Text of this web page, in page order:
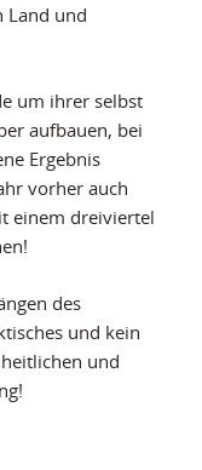
Land und
um ihrer selbst
aufbauen, bei
Ergebnis
vorher auch
einem dreiviertel
des
und kein
und